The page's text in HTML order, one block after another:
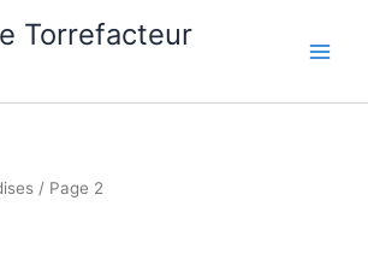
Torrefacteur
/ Page 2